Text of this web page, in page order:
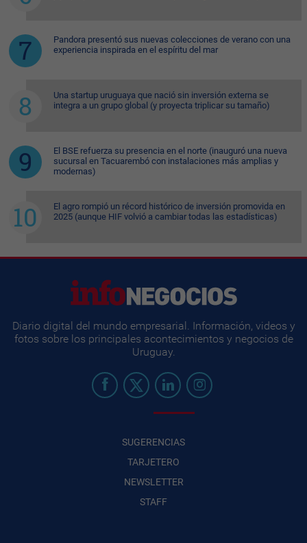
Pandora presentó sus nuevas colecciones de verano con una
experiencia inspirada en el espíritu del mar
Una startup uruguaya que nació sin inversión externa se
integra a un grupo global (y proyecta triplicar su tamaño)
El BSE refuerza su presencia en el norte (inauguró una nueva
sucursal en Tacuarembó con instalaciones más amplias y
modernas)
El agro rompió un récord histórico de inversión promovida en
2025 (aunque HIF volvió a cambiar todas las estadísticas)
Diario digital del mundo empresarial. Información, videos y
fotos sobre los principales acontecimientos y negocios de
Uruguay.
SUGERENCIAS
TARJETERO
NEWSLETTER
STAFF